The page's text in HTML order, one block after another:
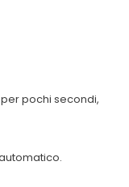
pochi secondi,